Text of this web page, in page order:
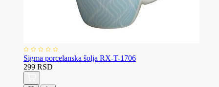
Sigma porcelanska šolja RX-T-1706
299 RSD